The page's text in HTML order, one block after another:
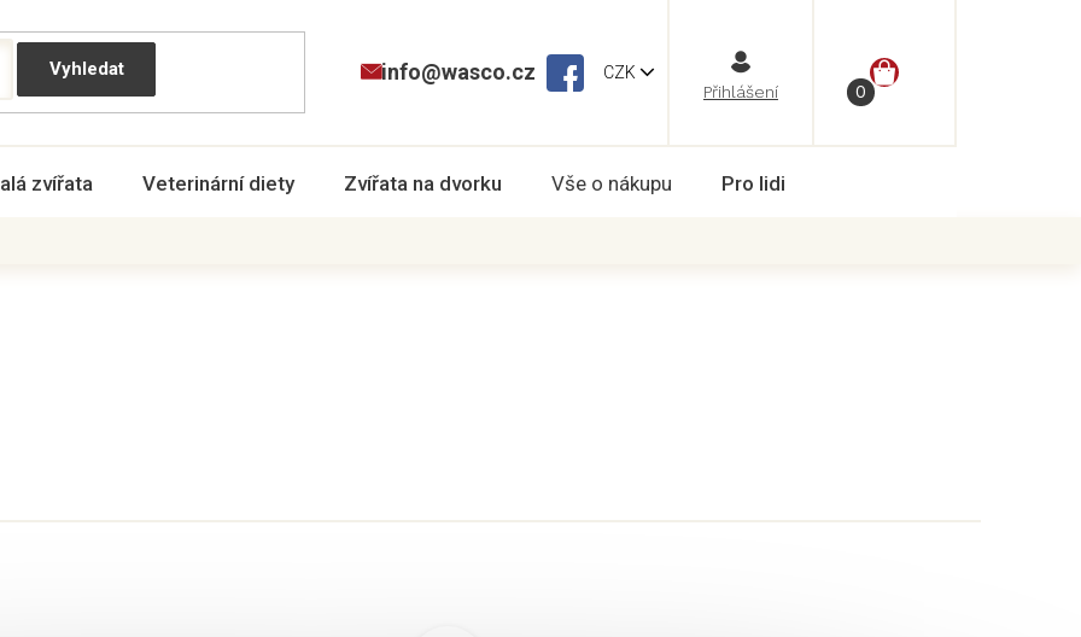
CZK
NÁKUPNÍ
info@wasco.cz
zvířata Veterinární diety Zvířata na dvorku Vše o nákupu Pro lidi